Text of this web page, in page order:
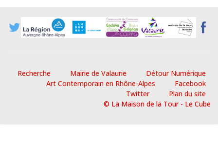
Recherche Mairie de Valaurie
Détour Numérique
Art Contemporain en Rhône-Alpes
Facebook
Twitter
Plan du site
© La Maison de la Tour - Le Cube